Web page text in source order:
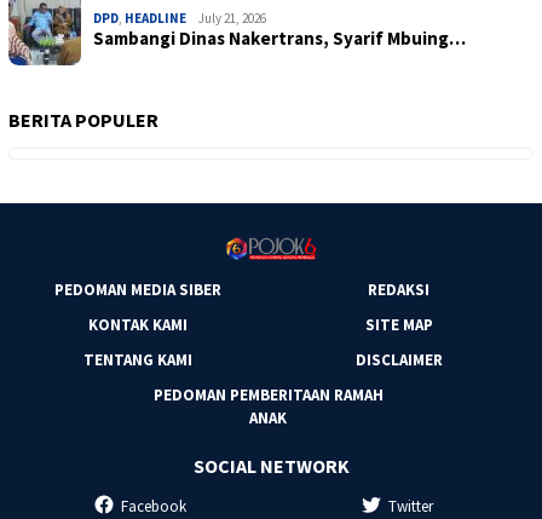
DPD HEADLINE July 21, 2026
Sambangi Dinas Nakertrans, Syarif Mbuing…
BERITA POPULER
PEDOMAN MEDIA SIBER
REDAKSI
KONTAK KAMI
SITE MAP
TENTANG KAMI
DISCLAIMER
PEDOMAN PEMBERITAAN RAMAH
ANAK
SOCIAL NETWORK
Facebook Twitter